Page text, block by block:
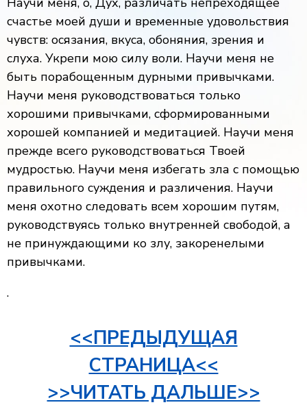
счастье моей души и временные удовольствия
чувств: осязания, вкуса, обоняния, зрения и
слуха. Укрепи мою силу воли. Научи меня не
быть порабощенным дурными привычками.
Научи меня руководствоваться только
хорошими привычками, сформированными
хорошей компанией и медитацией. Научи меня
прежде всего руководствоваться Твоей
мудростью. Научи меня избегать зла с помощью
правильного суждения и различения. Научи
меня охотно следовать всем хорошим путям,
руководствуясь только внутренней свободой, а
не принуждающими ко злу, закоренелыми
привычками.
.
<<ПРЕДЫДУЩАЯ
СТРАНИЦА<<
>>ЧИТАТЬ ДАЛЬШЕ>>